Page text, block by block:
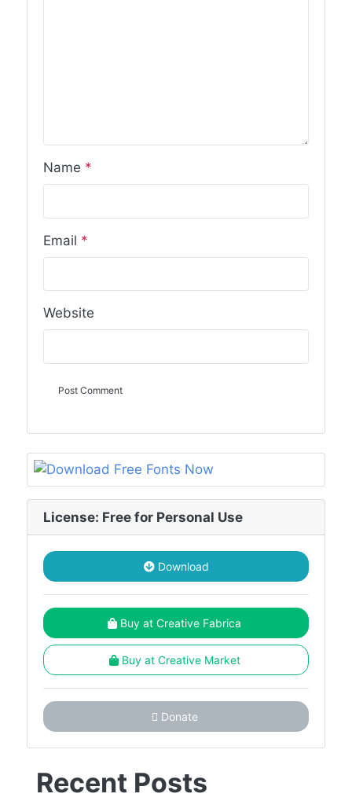
Name *
Email *
Website
License: Free for Personal Use
Download
Buy at Creative Fabrica
Buy at Creative Market
Donate
Recent Posts